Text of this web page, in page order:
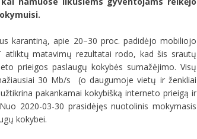
karantiną, apie 20–30 proc. padidėjo mobiliojo
atliktų matavimų rezultatai rodo, kad šis srautų
prieigos paslaugų kokybės sumažėjimo. Visų
30 Mb/s (o daugumoje vietų ir ženkliai
pakankamai kokybišką interneto prieigą ir
2020-03-30 prasidėjęs nuotolinis mokymasis
kokybei.